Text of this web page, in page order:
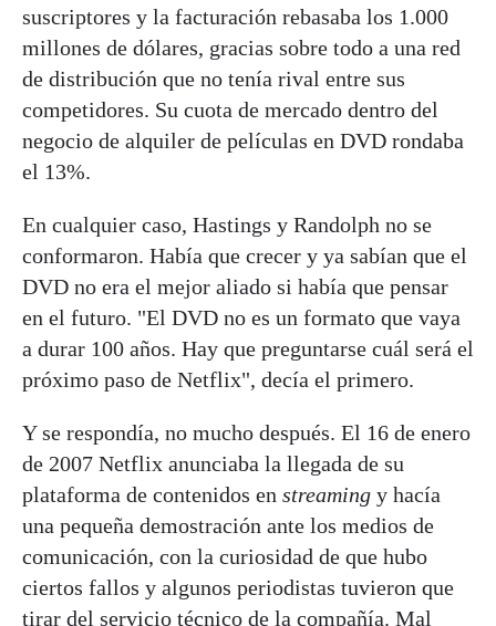
suscriptores y la facturación rebasaba los 1.000
millones de dólares, gracias sobre todo a una red
de distribución que no tenía rival entre sus
competidores. Su cuota de mercado dentro del
negocio de alquiler de películas en DVD rondaba
el 13%.
En cualquier caso, Hastings y Randolph no se
conformaron. Había que crecer y ya sabían que el
DVD no era el mejor aliado si había que pensar
en el futuro. "El DVD no es un formato que vaya
a durar 100 años. Hay que preguntarse cuál será el
próximo paso de Netflix", decía el primero.
Y se respondía, no mucho después. El 16 de enero
de 2007 Netflix anunciaba la llegada de su
plataforma de contenidos en streaming y hacía
una pequeña demostración ante los medios de
comunicación, con la curiosidad de que hubo
ciertos fallos y algunos periodistas tuvieron que
tirar del servicio técnico de la compañía. Mal